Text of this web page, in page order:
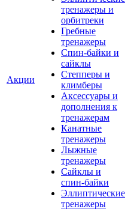
Акции
тренажеры и
орбитреки
Гребные
тренажеры
Спин-байки и
сайклы
Степперы и
климберы
Аксессуары и
дополнения к
тренажерам
Канатные
тренажеры
Лыжные
тренажеры
Сайклы и
спин-байки
Эллиптические
тренажеры